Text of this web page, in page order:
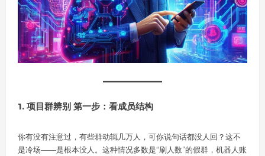
1. 项目群辨别 第一步：看成员结构
你有没有注意过，有些群动辄几万人，可你说句话都没人回？这不
是冷场——是根本没人。这种情况多数是“刷人数”的假群，机器人账